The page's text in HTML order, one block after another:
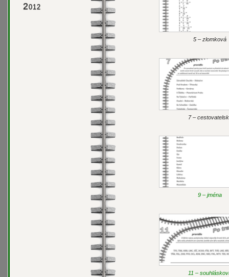
2012
5 – zlomková
7 –
9 – jména
11 –